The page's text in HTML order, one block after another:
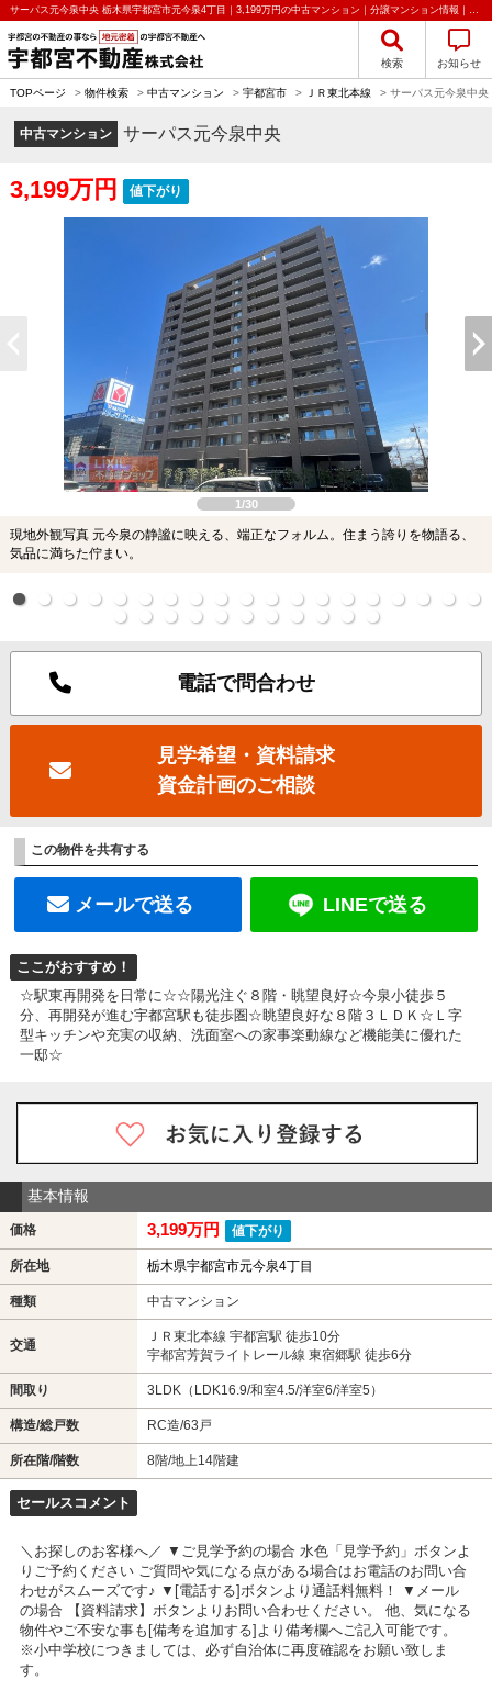
サーパス元今泉中央 栃木県宇都宮市元今泉4丁目｜3,199万円の中古マンション｜分譲マンション情報｜宇都宮不動産株式会社
検索 お知らせ
TOPページ > 物件検索 > 中古マンション > 宇都宮市 > ＪＲ東北本線 > サーパス元今泉中央
中古マンション サーパス元今泉中央
3,199万円 値下がり
1/30
現地外観写真 元今泉の静謐に映える、端正なフォルム。住まう誇りを物語る、
気品に満ちた佇まい。
電話で問合わせ
見学希望・資料請求
資金計画のご相談
この物件を共有する
メールで送る LINEで送る
ここがおすすめ！
☆駅東再開発を日常に☆☆陽光注ぐ８階・眺望良好☆今泉小徒歩５
分、再開発が進む宇都宮駅も徒歩圏☆眺望良好な８階３ＬＤＫ☆Ｌ字
型キッチンや充実の収納、洗面室への家事楽動線など機能美に優れた
一邸☆
基本情報
価格 3,199万円 値下がり
所在地 栃木県宇都宮市元今泉4丁目
種類 中古マンション
交通
ＪＲ東北本線 宇都宮駅 徒歩10分
宇都宮芳賀ライトレール線 東宿郷駅 徒歩6分
間取り 3LDK（LDK16.9/和室4.5/洋室6/洋室5）
構造/総戸数 RC造/63戸
所在階/階数 8階/地上14階建
セールスコメント
＼お探しのお客様へ／ ▼ご見学予約の場合 水色「見学予約」ボタンよ
りご予約ください ご質問や気になる点がある場合はお電話のお問い合
わせがスムーズです♪ ▼[電話する]ボタンより通話料無料！ ▼メール
の場合 【資料請求】ボタンよりお問い合わせください。 他、気になる
物件やご不安な事も[備考を追加する]より備考欄へご記入可能です。
※小中学校につきましては、必ず自治体に再度確認をお願い致しま
す。